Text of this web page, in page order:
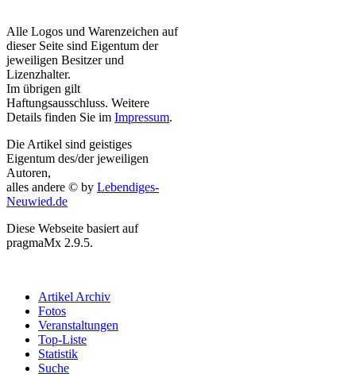
Alle Logos und Warenzeichen auf
dieser Seite sind Eigentum der
jeweiligen Besitzer und
Lizenzhalter.
Im übrigen gilt
Haftungsausschluss. Weitere
Details finden Sie im Impressum.
Die Artikel sind geistiges
Eigentum des/der jeweiligen
Autoren,
alles andere © by Lebendiges-
Neuwied.de
Diese Webseite basiert auf
pragmaMx 2.9.5.
Artikel Archiv
Fotos
Veranstaltungen
Top-Liste
Statistik
Suche